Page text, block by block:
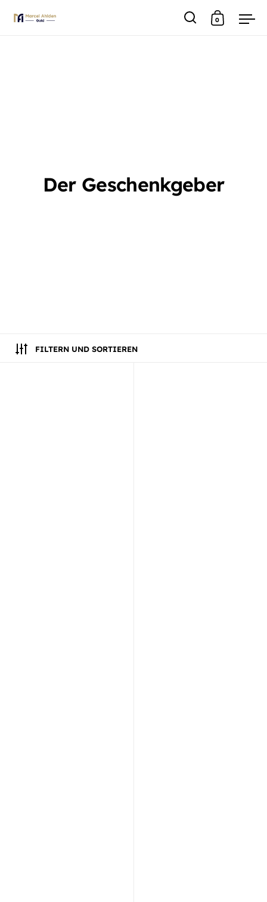
Suche
0
Der Geschenkgeber
FILTERN UND SORTIEREN